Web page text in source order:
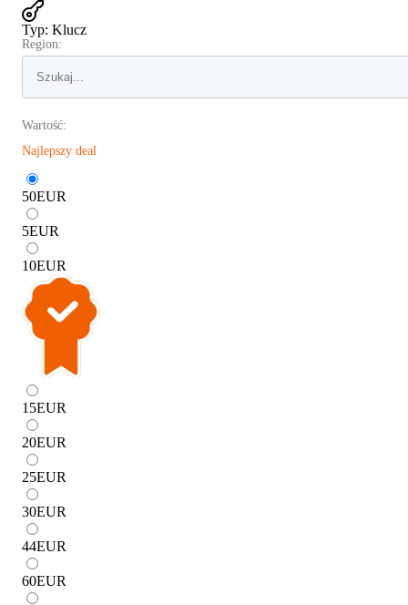
Typ: Klucz
Region:
Wartość:
Najlepszy deal
50EUR
5EUR
10EUR
15EUR
20EUR
25EUR
30EUR
44EUR
60EUR